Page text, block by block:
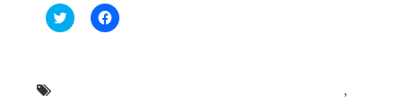
Clique
para
Clique
para
,
,